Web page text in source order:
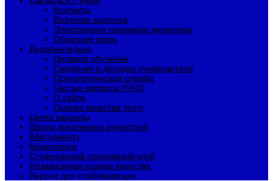
Контакты
Визитная карточка
Электронная приемная директора
Обратная связь
Дополнительно
Целевое обучение
Сведения о доходах руководителя
Психологическая служба
Частые вопросы (FAQ)
О сайте
Оценка качества услуг
Центр карьеры
Школа креативных индустрий
Абитуриенту
Мониторинг
Студенческий спортивный клуб
Независимая оценка качества
Версия для слабовидящих